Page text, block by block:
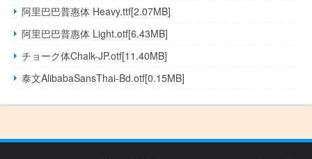
阿里巴巴普惠体 Heavy.ttf[2.07MB]
阿里巴巴普惠体 Light.otf[6.43MB]
チョーク体Chalk-JP.otf[11.40MB]
泰文AlibabaSansThai-Bd.otf[0.15MB]